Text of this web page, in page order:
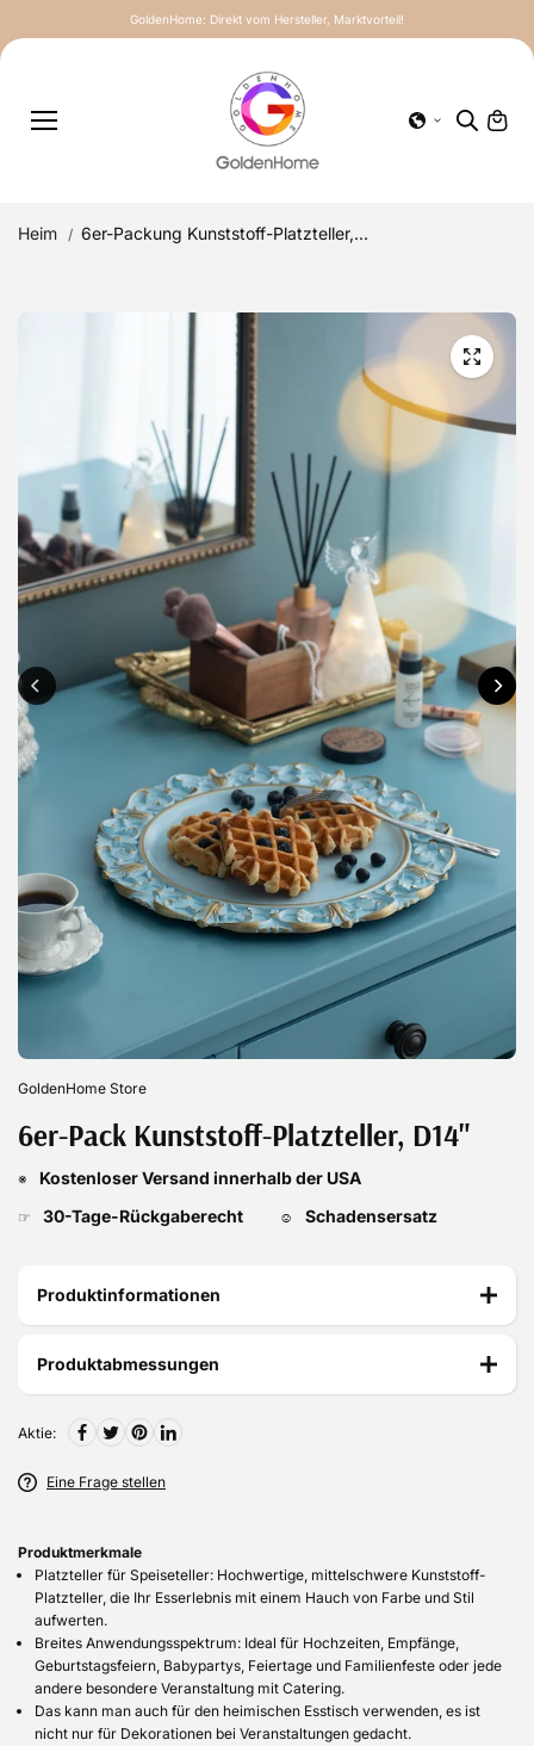
GoldenHome: Direkt vom Hersteller, Marktvorteil!
Heim 6er-Packung Kunststoff-Platzteller,...
GoldenHome Store
6er-Pack Kunststoff-Platzteller, D14"
※ Kostenloser Versand innerhalb der USA
☞ 30-Tage-Rückgaberecht ☺ Schadensersatz
Produktinformationen
Produktabmessungen
Aktie:
Eine Frage stellen
Produktmerkmale
Platzteller für Speiseteller: Hochwertige, mittelschwere Kunststoff-
Platzteller, die Ihr Esserlebnis mit einem Hauch von Farbe und Stil
aufwerten.
Breites Anwendungsspektrum: Ideal für Hochzeiten, Empfänge,
Geburtstagsfeiern, Babypartys, Feiertage und Familienfeste oder jede
andere besondere Veranstaltung mit Catering.
Das kann man auch für den heimischen Esstisch verwenden, es ist
nicht nur für Dekorationen bei Veranstaltungen gedacht.